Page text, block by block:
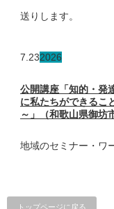
送りします。
7.232026
公開講座「知的・発
に私たちができるこ
～」（和歌山県御坊
地域のセミナー・ワ
トップページに戻る